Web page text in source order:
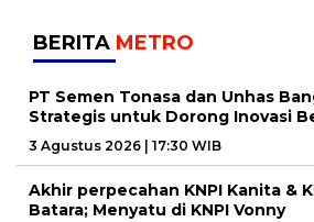
BERITA METRO
PT Semen Tonasa dan Unhas
Strategis untuk Dorong Inovasi
3 Agustus 2026 | 17:30 WIB
Akhir perpecahan KNPI Kanita &
Batara; Menyatu di KNPI Vonny